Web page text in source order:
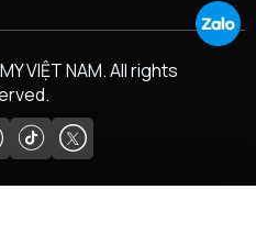
VIỆT NAM. All rights